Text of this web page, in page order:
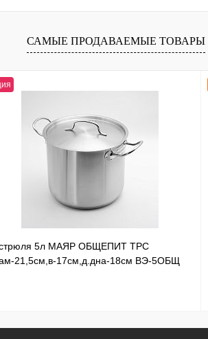
в 1 клик К сравнению
САМЫЕ ПРОДАВАЕМЫЕ ТОВАРЫ
5л МАЯР ОБЩЕПИТ ТРС
21,5см,в-17см,д.дна-18см ВЭ-5ОБЩ